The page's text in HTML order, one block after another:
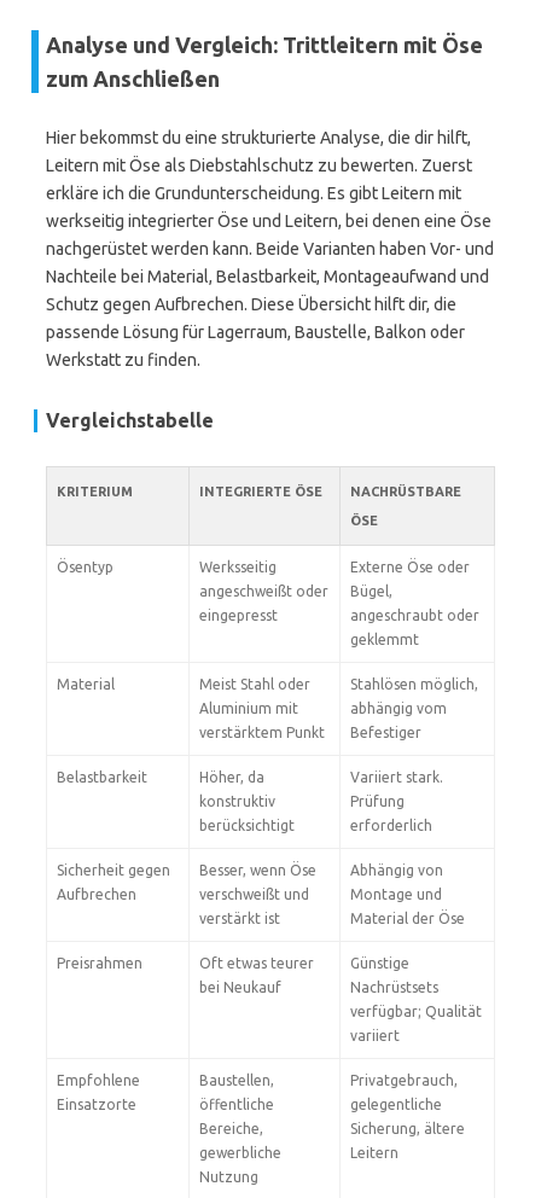
Analyse und Vergleich: Trittleitern mit Öse
zum Anschließen
Hier bekommst du eine strukturierte Analyse, die dir hilft,
Leitern mit Öse als Diebstahlschutz zu bewerten. Zuerst
erkläre ich die Grundunterscheidung. Es gibt Leitern mit
werkseitig integrierter Öse und Leitern, bei denen eine Öse
nachgerüstet werden kann. Beide Varianten haben Vor- und
Nachteile bei Material, Belastbarkeit, Montageaufwand und
Schutz gegen Aufbrechen. Diese Übersicht hilft dir, die
passende Lösung für Lagerraum, Baustelle, Balkon oder
Werkstatt zu finden.
Vergleichstabelle
KRITERIUM INTEGRIERTE ÖSE
NACHRÜSTBARE
ÖSE
Ösentyp
Werksseitig
angeschweißt oder
eingepresst
Externe Öse oder
Bügel,
angeschraubt oder
geklemmt
Material
Meist Stahl oder
Aluminium mit
verstärktem Punkt
Stahlösen möglich,
abhängig vom
Befestiger
Belastbarkeit
Höher, da
konstruktiv
berücksichtigt
Variiert stark.
Prüfung
erforderlich
Sicherheit gegen
Aufbrechen
Besser, wenn Öse
verschweißt und
verstärkt ist
Abhängig von
Montage und
Material der Öse
Preisrahmen
Oft etwas teurer
bei Neukauf
Günstige
Nachrüstsets
verfügbar; Qualität
variiert
Empfohlene
Einsatzorte
Baustellen,
öffentliche
Bereiche,
gewerbliche
Nutzung
Privatgebrauch,
gelegentliche
Sicherung, ältere
Leitern